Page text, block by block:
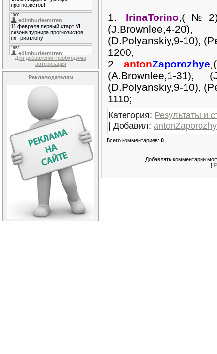
Для добавления необходима
авторизация
Рекламодателям
1. IrinaTorino
(J.Brownlee,4-20),
(D.Polyanskiy,9-10),
1200;
2. antonZaporozhye
(A.Brownlee,1-31),
(D.Polyanskiy,9-10),
1110;
Категория: Результаты и
| Добавил:
Всего комментариев: 0
Добавлять комментарии
[